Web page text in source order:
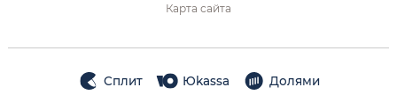
Карта сайта
Сплит Юkassa Долями